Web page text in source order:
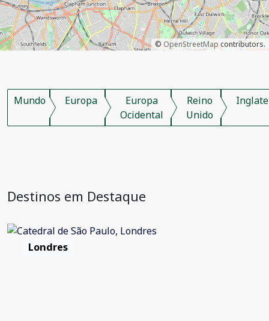
©OpenStreetMapcontributors.
Mundo Europa
Europa
Ocidental
Reino
Unido
Destinos em Destaque
Londres